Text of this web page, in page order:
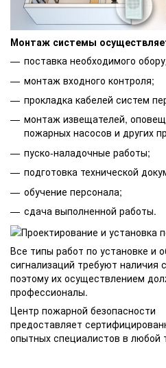
Монтаж системы
поставка необходимого
монтаж входного контроля;
прокладка кабелей систем
монтаж извещателей,
пожарных насосов и других
пуско-наладочные работы;
подготовка технической
обучение персонала;
сдача выполненной работы.
Все типы работ по установке и
сигнализаций требуют наличия
поэтому их осуществлением
профессионалы.
Центр пожарной безопасности
предоставляет
опытных специалистов в любой